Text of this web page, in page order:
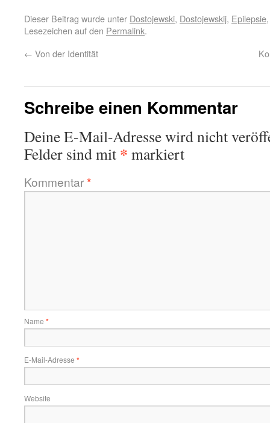
Dieser Beitrag wurde unter Dostojewski, Dostojewskij, Epilepsie
Lesezeichen auf den Permalink.
← Von der Identität
Schreibe einen Kommentar
Deine E-Mail-Adresse wird nicht
Felder sind mit * markiert
Kommentar*
Name *
E-Mail-Adresse *
Website